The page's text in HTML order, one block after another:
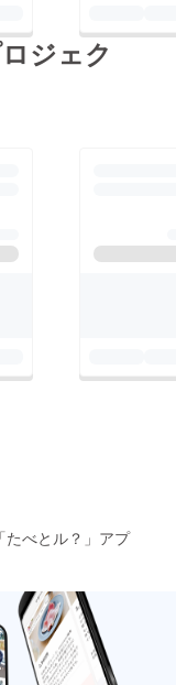
ジェク
たべとル？」アプ